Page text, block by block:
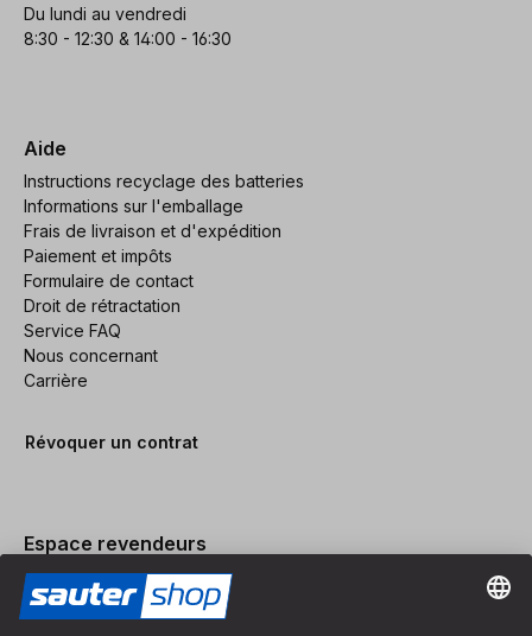
Du lundi au vendredi
8:30 - 12:30 & 14:00 - 16:30
Aide
Instructions recyclage des batteries
Informations sur l'emballage
Frais de livraison et d'expédition
Paiement et impôts
Formulaire de contact
Droit de rétractation
Service FAQ
Nous concernant
Carrière
Révoquer un contrat
Espace revendeurs
Devenir revendeur